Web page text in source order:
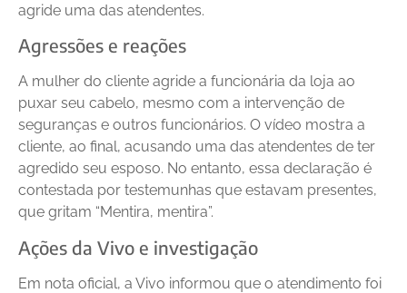
agride uma das atendentes.
Agressões e reações
A mulher do cliente agride a funcionária da loja ao
puxar seu cabelo, mesmo com a intervenção de
seguranças e outros funcionários. O vídeo mostra a
cliente, ao final, acusando uma das atendentes de ter
agredido seu esposo. No entanto, essa declaração é
contestada por testemunhas que estavam presentes,
que gritam “Mentira, mentira”.
Ações da Vivo e investigação
Em nota oficial, a Vivo informou que o atendimento foi